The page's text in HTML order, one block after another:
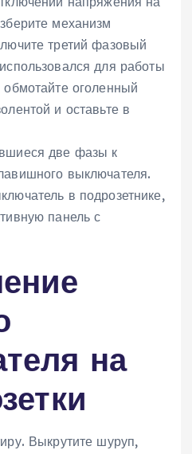
механизм
третий фазовый
для работы
оголенный
и оставьте в
две фазы к
выключателя.
в подрозетнике,
панель с
на
Выкрутите шуруп,